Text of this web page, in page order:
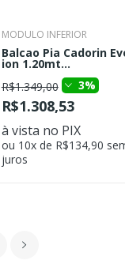
MODULO INFERIOR
Balcao Pia Cadorin
ion 1.20mt...
R$1.349,00
3%
R$1.308,53
à vista no PIX
ou 10x de R$134,90
juros